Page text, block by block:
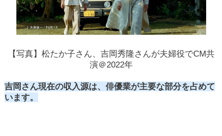
【写真】松たか子さん、吉岡秀隆さんが夫婦役でCM共
演＠2022年
吉岡さん現在の収入源は、俳優業が主要な部分を占めて
います。